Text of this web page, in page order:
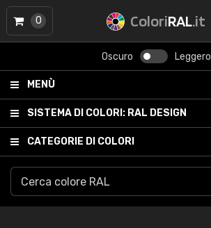
ColoriRAL.it
Oscuro Leggero
MENÙ
SISTEMA DI COLORI: RAL DESIGN
CATEGORIE DI COLORI
0